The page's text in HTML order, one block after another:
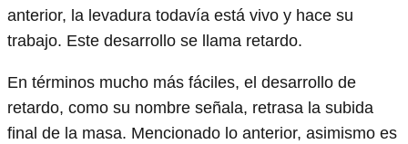
anterior, la levadura todavía está vivo y hace su
trabajo. Este desarrollo se llama retardo.
En términos mucho más fáciles, el desarrollo de
retardo, como su nombre señala, retrasa la subida
final de la masa. Mencionado lo anterior, asimismo es